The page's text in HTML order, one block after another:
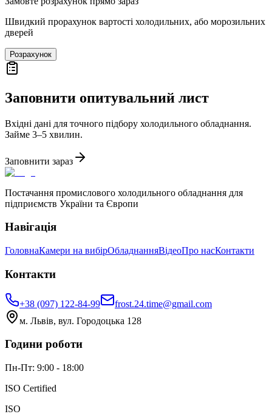
Швидкий прорахунок вартості холодильних, або морозильних
дверей
Розрахунок
Заповнити опитувальний лист
Вхідні дані для точного підбору холодильного обладнання.
Займе 3–5 хвилин.
Заповнити зараз
Постачання промислового холодильного обладнання для
підприємств України та Європи
Навігація
ГоловнаКамери на вибірОбладнанняВідеоПро насКонтакти
Контакти
+38 (097) 122-84-99
frost.24.time@gmail.com
м. Львів, вул. Городоцька 128
Години роботи
Пн-Пт: 9:00 - 18:00
ISO Certified
ISO